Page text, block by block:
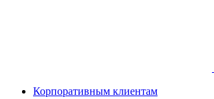
Корпоративным клиентам